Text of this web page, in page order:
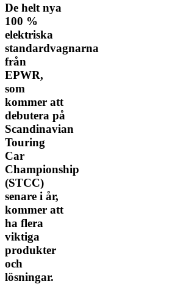
De helt nya
100 %
elektriska
standardvagnarna
från
EPWR,
som
kommer att
debutera på
Scandinavian
Touring
Car
Championship
(STCC)
senare i år,
kommer att
ha flera
viktiga
produkter
och
lösningar.